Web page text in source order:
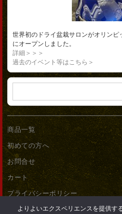
世界初のドライ盆栽サロンがオリン
にオープンしました。
詳細＞＞＞
過去のイベント等はこちら＞
商品一覧
初めての方へ
お問合せ
カート
プライバシーポリシー
よりよいエクスペリエンスを提供す